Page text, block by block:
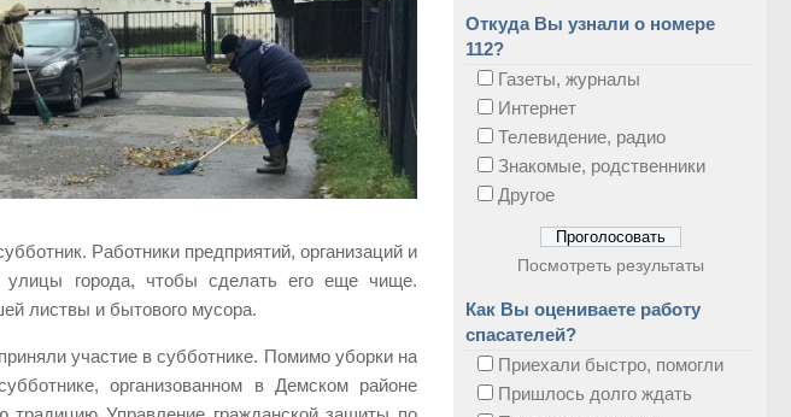
Работники предприятий, организаций и
города, чтобы сделать его еще чище.
листвы и бытового мусора.
участие в субботнике. Помимо уборки на
организованном в Демском районе
Откуда Вы узнали о номере
112?
Газеты, журналы
Интернет
Телевидение, радио
Знакомые, родственники
Другое
Посмотреть результаты
Как Вы оцениваете работу
спасателей?
Приехали быстро, помогли
Пришлось долго ждать